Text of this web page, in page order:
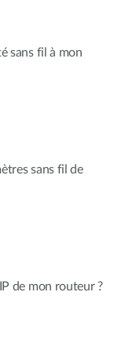
sans fil à mon
sans fil de
de mon routeur ?